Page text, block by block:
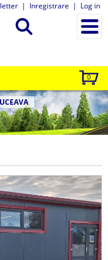
| Inregistrare | Log in
0